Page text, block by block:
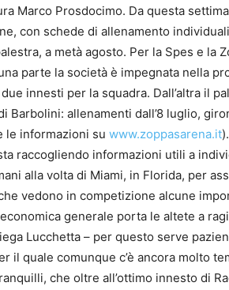
Marco Prosdocimo. Da questa
con schede di allenamento
a metà agosto. Per la Spes e la
parte la società è impegnata nella
innesti per la squadra. Dall’altra il
Barbolini: allenamenti dall’8 luglio,
le informazioni su www.zoppasarena.it
raccogliendo informazioni utili a
alla volta di Miami, in Florida, per
vedono in competizione alcune
generale porta le altete a
Lucchetta – per questo serve
il quale comunque c’è ancora molto
che oltre all’ottimo innesto di